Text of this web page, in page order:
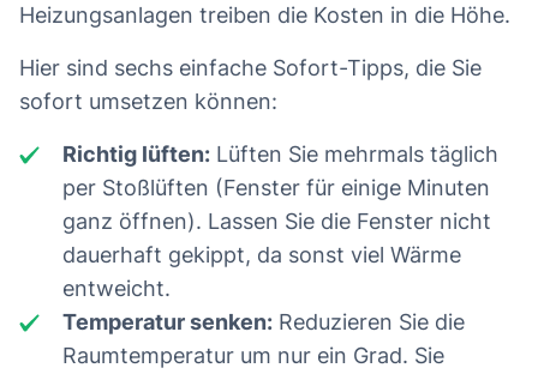
Heizungsanlagen treiben die Kosten in die Höhe.
Hier sind sechs einfache Sofort-Tipps, die Sie
sofort umsetzen können:
Richtig lüften: Lüften Sie mehrmals täglich
per Stoßlüften (Fenster für einige Minuten
ganz öffnen). Lassen Sie die Fenster nicht
dauerhaft gekippt, da sonst viel Wärme
entweicht.
Temperatur senken: Reduzieren Sie die
Raumtemperatur um nur ein Grad. Sie